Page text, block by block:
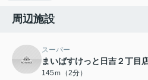
周辺施設
スーパー
まいばすけっと日吉２丁目
145ｍ（2分）